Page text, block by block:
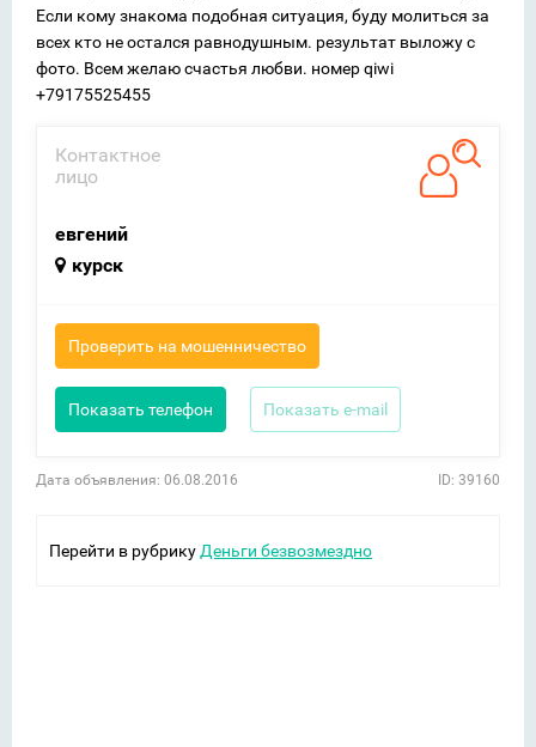
Если кому знакома подобная ситуация, буду молиться за
всех кто не остался равнодушным. результат выложу с
фото. Всем желаю счастья любви. номер qiwi
+79175525455
Контактное
лицо
евгений
курск
Проверить на мошенничество
Показать телефон Показать e-mail
Дата объявления: 06.08.2016 ID: 39160
Перейти в рубрику Деньги безвозмездно